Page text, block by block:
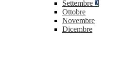
Settembre 2
Ottobre
Novembre
Dicembre